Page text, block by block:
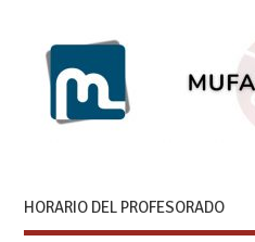
HORARIO DEL PROFESORADO